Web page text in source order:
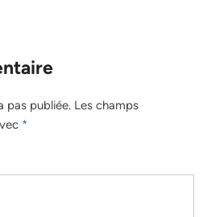
pas publiée. Les champs
*